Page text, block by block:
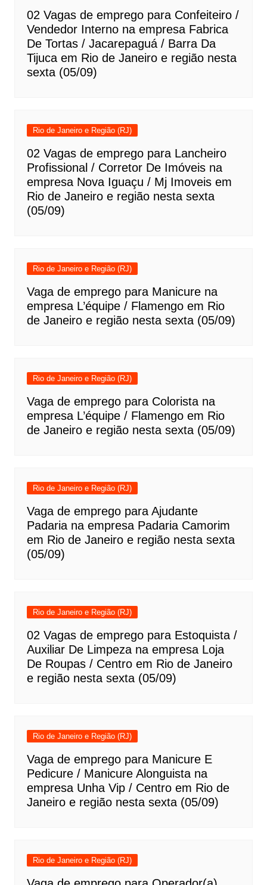
02 Vagas de emprego para Confeiteiro /
Vendedor Interno na empresa Fabrica
De Tortas / Jacarepaguá / Barra Da
Tijuca em Rio de Janeiro e região nesta
sexta (05/09)
Rio de Janeiro e Região (RJ)
02 Vagas de emprego para Lancheiro
Profissional / Corretor De Imóveis na
empresa Nova Iguaçu / Mj Imoveis em
Rio de Janeiro e região nesta sexta
(05/09)
Rio de Janeiro e Região (RJ)
Vaga de emprego para Manicure na
empresa L’équipe / Flamengo em Rio
de Janeiro e região nesta sexta (05/09)
Rio de Janeiro e Região (RJ)
Vaga de emprego para Colorista na
empresa L’équipe / Flamengo em Rio
de Janeiro e região nesta sexta (05/09)
Rio de Janeiro e Região (RJ)
Vaga de emprego para Ajudante
Padaria na empresa Padaria Camorim
em Rio de Janeiro e região nesta sexta
(05/09)
Rio de Janeiro e Região (RJ)
02 Vagas de emprego para Estoquista /
Auxiliar De Limpeza na empresa Loja
De Roupas / Centro em Rio de Janeiro
e região nesta sexta (05/09)
Rio de Janeiro e Região (RJ)
Vaga de emprego para Manicure E
Pedicure / Manicure Alonguista na
empresa Unha Vip / Centro em Rio de
Janeiro e região nesta sexta (05/09)
Rio de Janeiro e Região (RJ)